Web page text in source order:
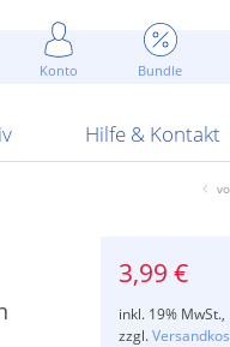
Konto Bundle
Attrappen
ARS Pirotecnia
Hilfe & Kontakt
AGB
3,99 €
inkl. 19% MwSt.,
zzgl.